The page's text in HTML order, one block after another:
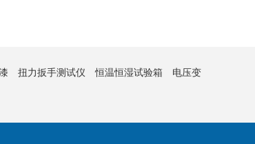
扭力扳手测试仪 恒温恒湿试验箱 电压变